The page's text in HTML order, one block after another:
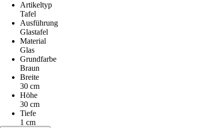
Artikeltyp
Tafel
Ausführung
Glastafel
Material
Glas
Grundfarbe
Braun
Breite
30 cm
Höhe
30 cm
Tiefe
1 cm